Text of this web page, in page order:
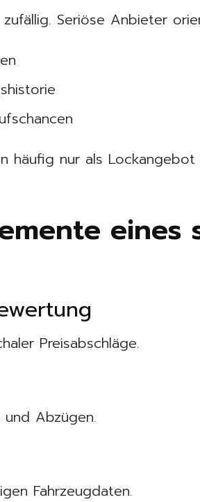
Seriöse Anbieter
häufig nur als
eines
Preisabschläge.
Abzügen.
Fahrzeugdaten.